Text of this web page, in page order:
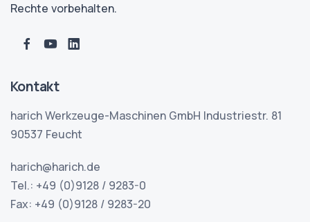
Rechte vorbehalten.
Kontakt
harich Werkzeuge-Maschinen GmbH Industriestr. 81
90537 Feucht
harich@harich.de
Tel.: +49 (0)9128 / 9283-0
Fax: +49 (0)9128 / 9283-20